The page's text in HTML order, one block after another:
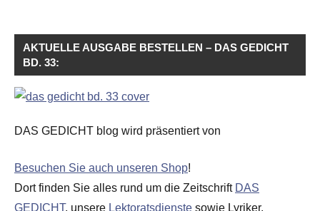
AKTUELLE AUSGABE BESTELLEN – DAS GEDICHT
BD. 33:
DAS GEDICHT blog wird präsentiert von
Besuchen Sie auch unseren Shop!
Dort finden Sie alles rund um die Zeitschrift DAS
GEDICHT, unsere Lektoratsdienste sowie Lyriker,